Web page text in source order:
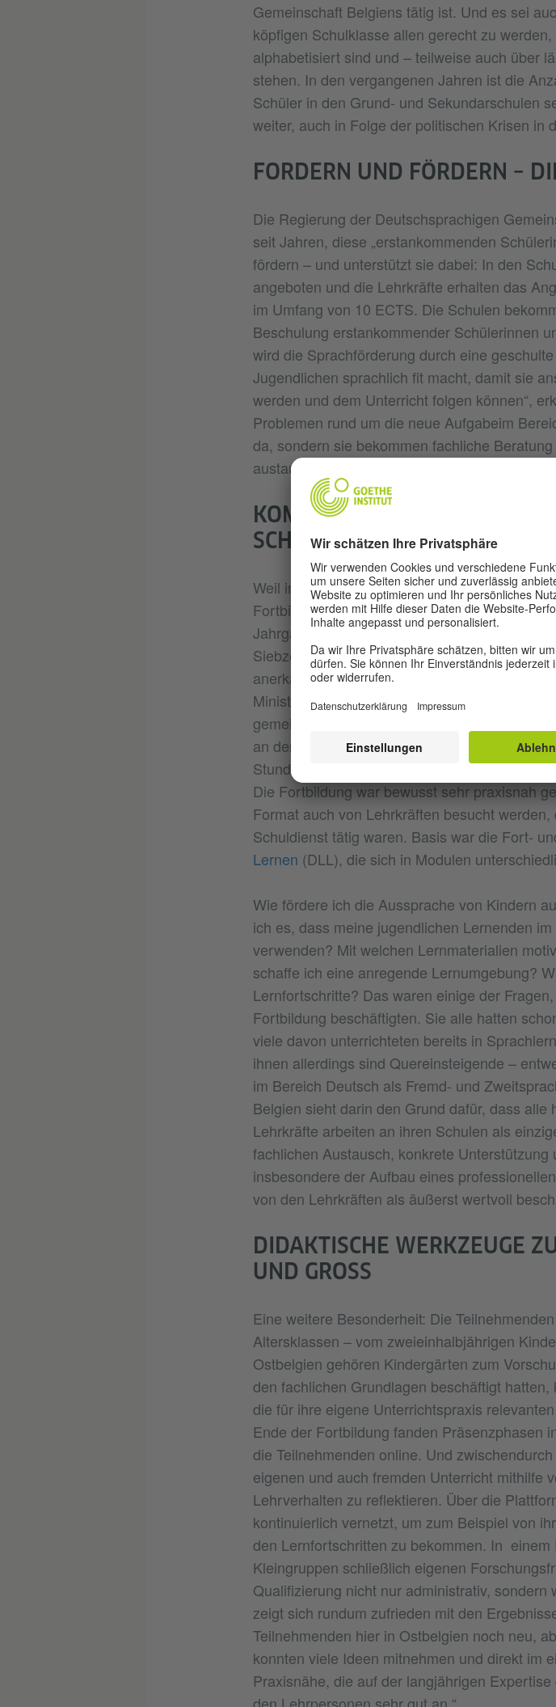
Gemeinschaft Belgiens tätig ist. Und es sei
köpfigen Schulklasse allen gerecht zu
alphabetisiert sind und – teilweise auch über
stehen. In den vergangenen Jahren ist die
Schüler in den Grund- und Sekundarschulen
weiter, auch in Folge der politischen Krisen in
FORDERN UND FÖRDERN –
Die Regierung der Deutschsprachigen
seit Jahren, diese „erstankommenden
fördern – und unterstützt sie dabei: In den
angeboten und die Lehrkräfte erhalten das
im Umfang von 10 ECTS. Die Schulen
Beschulung erstankommender Schülerinnen
wird die Sprachförderung durch eine
Jugendlichen sprachlich fit macht, damit sie
werden und dem Unterricht folgen können“,
Problemen rund um die neue Aufgabeim
da, sondern sie bekommen fachliche
austauschen, die die Fachberatung DaZ
KOMPETENTE LEHRKRÄFTE
SCHÜLERINNEN UND SCHÜLER
Weil in den Schulen qualifiziertes Personal
Fortbildungsmöglichkeiten für die Lehrkräfte.
Jahrgang einer einjährigen Qualifizierung, die
Siebzehn teilnehmende Lehrkräfte nahmen
anerkannten DaZ-Zertifikate in Empfang. Das
Ministerium vorher schon zu Fragen rund um
gemeinsam mit der Friedrich-Schiller-
an der Durchführung des Blended-Learning-
Stunden und damit die geforderten 10 ECTS-
Die Fortbildung war bewusst sehr praxisnah
Format auch von Lehrkräften besucht
Schuldienst tätig waren. Basis war die Fort-
Lernen (DLL), die sich in Modulen
Wie fördere ich die Aussprache von Kindern
ich es, dass meine jugendlichen Lernenden
verwenden? Mit welchen Lernmaterialien
schaffe ich eine anregende Lernumgebung?
Lernfortschritte? Das waren einige der
Fortbildung beschäftigten. Sie alle hatten
viele davon unterrichteten bereits in
ihnen allerdings sind Quereinsteigende –
im Bereich Deutsch als Fremd- und
Belgien sieht darin den Grund dafür, dass alle
Lehrkräfte arbeiten an ihren Schulen als
fachlichen Austausch, konkrete
insbesondere der Aufbau eines
von den Lehrkräften als äußerst wertvoll
DIDAKTISCHE WERKZEUGE
UND GROSS
Eine weitere Besonderheit: Die
Altersklassen – vom zweieinhalbjährigen
Ostbelgien gehören Kindergärten zum
den fachlichen Grundlagen beschäftigt
die für ihre eigene Unterrichtspraxis
Ende der Fortbildung fanden Präsenzphasen
die Teilnehmenden online. Und
eigenen und auch fremden Unterricht mithilfe
Lehrverhalten zu reflektieren. Über die
kontinuierlich vernetzt, um zum Beispiel von
den Lernfortschritten zu bekommen. In
Kleingruppen schließlich eigenen
Qualifizierung nicht nur administrativ,
zeigt sich rundum zufrieden mit den
Teilnehmenden hier in Ostbelgien noch neu,
konnten viele Ideen mitnehmen und direkt im
Praxisnähe, die auf der langjährigen